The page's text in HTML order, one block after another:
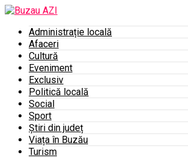
Administrație locală
Afaceri
Cultură
Eveniment
Exclusiv
Politică locală
Social
Sport
Știri din județ
Viața în Buzău
Turism